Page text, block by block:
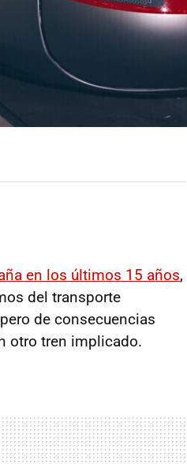
en los últimos 15 años,
del transporte
de consecuencias
otro tren implicado.